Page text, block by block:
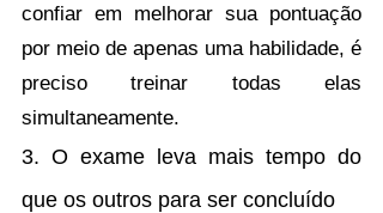
confiar em melhorar sua pontuação
por meio de apenas uma habilidade, é
preciso treinar todas elas
simultaneamente.
3. O exame leva mais tempo do
que os outros para ser concluído